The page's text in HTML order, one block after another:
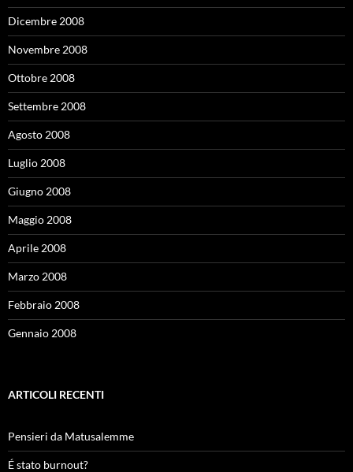
Dicembre 2008
Novembre 2008
Ottobre 2008
Settembre 2008
Agosto 2008
Luglio 2008
Giugno 2008
Maggio 2008
Aprile 2008
Marzo 2008
Febbraio 2008
Gennaio 2008
ARTICOLI RECENTI
Pensieri da Matusalemme
É stato burnout?